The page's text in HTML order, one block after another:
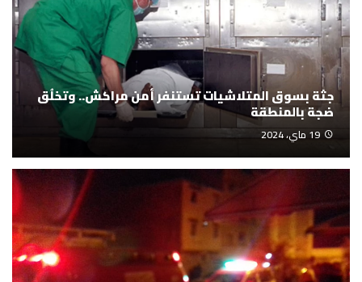
جثة بسوق المتلاشيات تستنفر أمن مراكش.. وتخلُق
ضجة بالمنطقة
19 ماي، 2024